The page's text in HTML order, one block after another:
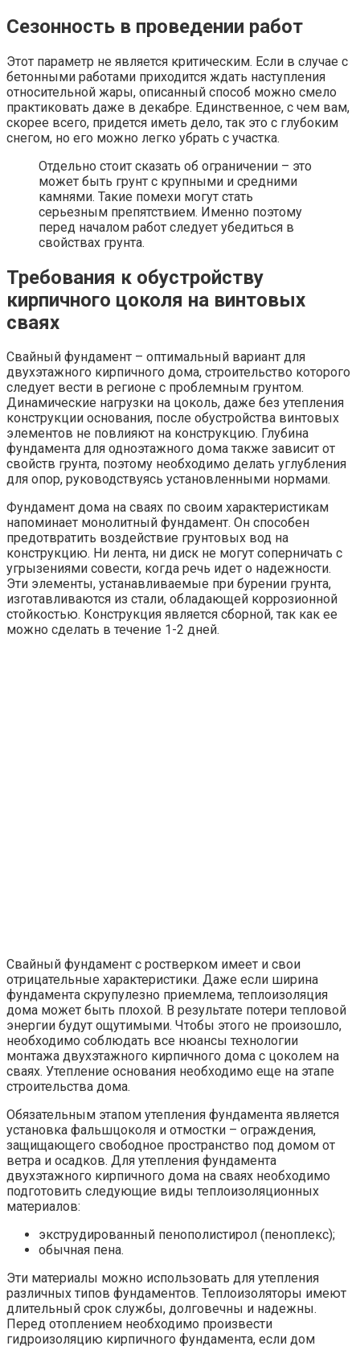
Сезонность в проведении работ
Этот параметр не является критическим. Если в случае с
бетонными работами приходится ждать наступления
относительной жары, описанный способ можно смело
практиковать даже в декабре. Единственное, с чем вам,
скорее всего, придется иметь дело, так это с глубоким
снегом, но его можно легко убрать с участка.
Отдельно стоит сказать об ограничении – это
может быть грунт с крупными и средними
камнями. Такие помехи могут стать
серьезным препятствием. Именно поэтому
перед началом работ следует убедиться в
свойствах грунта.
Требования к обустройству
кирпичного цоколя на винтовых
сваях
Свайный фундамент – оптимальный вариант для
двухэтажного кирпичного дома, строительство которого
следует вести в регионе с проблемным грунтом.
Динамические нагрузки на цоколь, даже без утепления
конструкции основания, после обустройства винтовых
элементов не повлияют на конструкцию. Глубина
фундамента для одноэтажного дома также зависит от
свойств грунта, поэтому необходимо делать углубления
для опор, руководствуясь установленными нормами.
Фундамент дома на сваях по своим характеристикам
напоминает монолитный фундамент. Он способен
предотвратить воздействие грунтовых вод на
конструкцию. Ни лента, ни диск не могут соперничать с
угрызениями совести, когда речь идет о надежности.
Эти элементы, устанавливаемые при бурении грунта,
изготавливаются из стали, обладающей коррозионной
стойкостью. Конструкция является сборной, так как ее
можно сделать в течение 1-2 дней.
Свайный фундамент с ростверком имеет и свои
отрицательные характеристики. Даже если ширина
фундамента скрупулезно приемлема, теплоизоляция
дома может быть плохой. В результате потери тепловой
энергии будут ощутимыми. Чтобы этого не произошло,
необходимо соблюдать все нюансы технологии
монтажа двухэтажного кирпичного дома с цоколем на
сваях. Утепление основания необходимо еще на этапе
строительства дома.
Обязательным этапом утепления фундамента является
установка фальшцоколя и отмостки – ограждения,
защищающего свободное пространство под домом от
ветра и осадков. Для утепления фундамента
двухэтажного кирпичного дома на сваях необходимо
подготовить следующие виды теплоизоляционных
материалов:
экструдированный пенополистирол (пеноплекс);
обычная пена.
Эти материалы можно использовать для утепления
различных типов фундаментов. Теплоизоляторы имеют
длительный срок службы, долговечны и надежны.
Перед отоплением необходимо произвести
гидроизоляцию кирпичного фундамента, если дом